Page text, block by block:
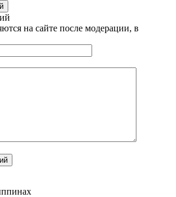
на сайте после модерации, в